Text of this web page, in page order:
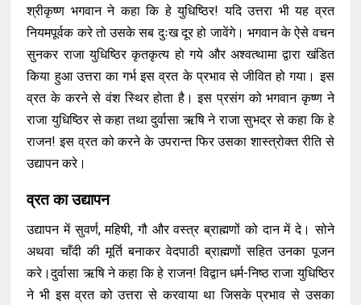
श्रीकृष्ण भगवान ने कहा कि हे युधिष्ठिर! यदि उत्तरा भी यह व्रत
नियमपूर्वक करे तो उसके सब दुःख दूर हो जावेंगे। भगवान के ऐसे वचन
सुनकर राजा युधिष्ठिर कृतकृत्य हो गये और अश्वत्थामा द्वारा खंडित
किया हुआ उत्तरा का गर्भ इस व्रत के प्रभाव से जीवित हो गया। इस
व्रत के करने से वंश स्थिर होता है। इस प्रसंग को भगवान कृष्ण ने
राजा युधिष्ठिर से कहा तथा दुर्वासा ऋषि ने राजा सुभद्र से कहा कि हे
राजन! इस व्रत को करने के उपरान्त फिर उसका शास्त्रोक्त रीति से
उद्यापन करे।
व्रत का उद्यापन
उद्यापन में सुवर्ण, महिषी, गौ और वस्त्र ब्राह्मणों को दान में दे। सोने
अथवा चाँदी की मूर्ति बनाकर वेदपाठी ब्राह्मणों सहित उनका पूजन
करे।दुर्वासा ऋषि ने कहा कि हे राजन! विद्वान धर्म-निष्ठ राजा युधिष्ठिर
ने भी इस व्रत को उत्तरा से करवाया था जिसके प्रभाव से उसका